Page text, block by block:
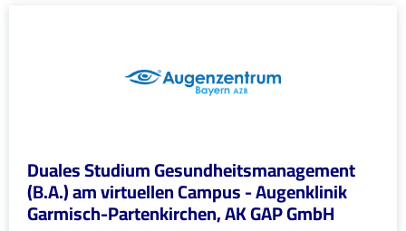
Duales Studium Gesundheitsmanagement
(B.A.) am virtuellen Campus - Augenklinik
Garmisch-Partenkirchen, AK GAP GmbH